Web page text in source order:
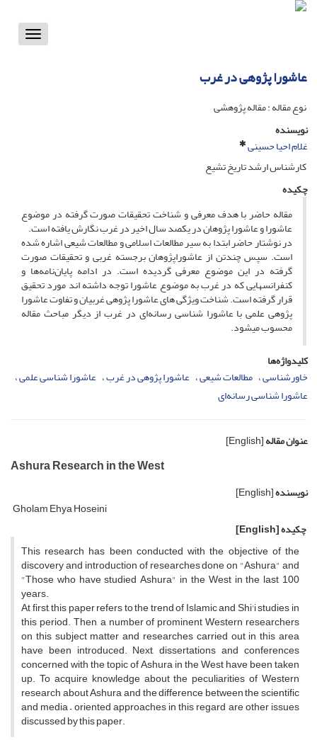
Toggle
عاشورا پژوهی در غرب
نوع مقاله : مقاله پژوهشی
نویسنده
غلام احیا حسینی
کارشناس ارشد تاریخ تشیع
چکیده
مقاله حاضر با هدف معرفی و شناخت تحقیقات صورت گرفته در موضوع
عاشورا و عاشورا پژوهان در یکصد سال اخیر در غرب نگارش یافته است.
در نوشتار حاضر ابتدا به سیر مطالعات اسلامی ‌و مطالعات شیعی‌ اشاره شده
است. سپس چندتن از عاشوراپژوهان برجسته غربی و تحقیقات صورت
گرفته در این موضوع معرفی گردیده است. در ادامه پایان‌نامه‌ها و
کنفرانس­هایی که در غرب به موضوع عاشورا توجه داشته اند مورد تحقیق
قرار گرفته است. شناخت وی‍ژگی های عاشورا پژوهی غربیان و تفاوت عاشورا
پژوهی علمی ‌با عاشورا شناسی رسانه‌ای در غرب از دیگر مباحث مقاله
محسوب می­شود.
کلیدواژه‌ها
خاورشناسی مطالعات شیعی عاشورا پژوهی در غرب عاشورا شناسی علمی
عاشورا شناسی رسانه‌ای
عنوان مقاله[English]
Ashura Research in the West
نویسنده[English]
Gholam Ehya Hoseini
چکیده[English]
This research has been conducted with the objective of the
discovery and introduction of researches done on "Ashura" and
"Those who have studied Ashura" in the West in the last 100
years.
At first, this paper refers to the trend of Islamic and Shi'i studies in
this period. Then, a number of prominent Western researchers
on this subject matter and researches carried out in this area
have been introduced. Next, dissertations and conferences
concerned with the topic of Ashura in the West have been taken
up. To acquire knowledge about the peculiarities of Western
research about Ashura and the difference between the scientific
and media – oriented approaches in this regard are other issues
discussed by this paper.